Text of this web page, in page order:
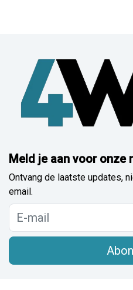
Meld je aan voor onze
Ontvang de laatste updates,
email.